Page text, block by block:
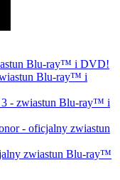
Blu-ray™ i DVD!
Blu-ray™ i
- zwiastun Blu-ray™ i
- oficjalny zwiastun
zwiastun Blu-ray™